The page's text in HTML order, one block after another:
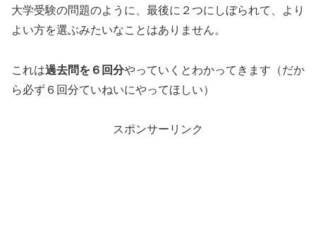
大学受験の問題のように、最後に２つにしぼられて、より
よい方を選ぶみたいなことはありません。
これは過去問を６回分やっていくとわかってきます（だか
ら必ず６回分ていねいにやってほしい）
スポンサーリンク